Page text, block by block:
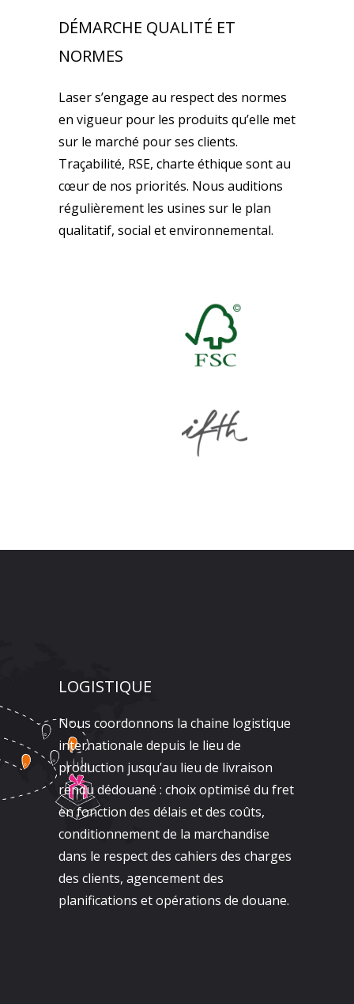
DÉMARCHE QUALITÉ ET
NORMES
Laser s’engage au respect des normes
en vigueur pour les produits qu’elle met
sur le marché pour ses clients.
Traçabilité, RSE, charte éthique sont au
cœur de nos priorités. Nous auditions
régulièrement les usines sur le plan
qualitatif, social et environnemental.
LOGISTIQUE
Nous coordonnons la chaine logistique
internationale depuis le lieu de
production jusqu’au lieu de livraison
rendu dédouané : choix optimisé du fret
en fonction des délais et des coûts,
conditionnement de la marchandise
dans le respect des cahiers des charges
des clients, agencement des
planifications et opérations de douane.